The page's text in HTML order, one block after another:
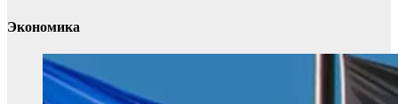
Экономика